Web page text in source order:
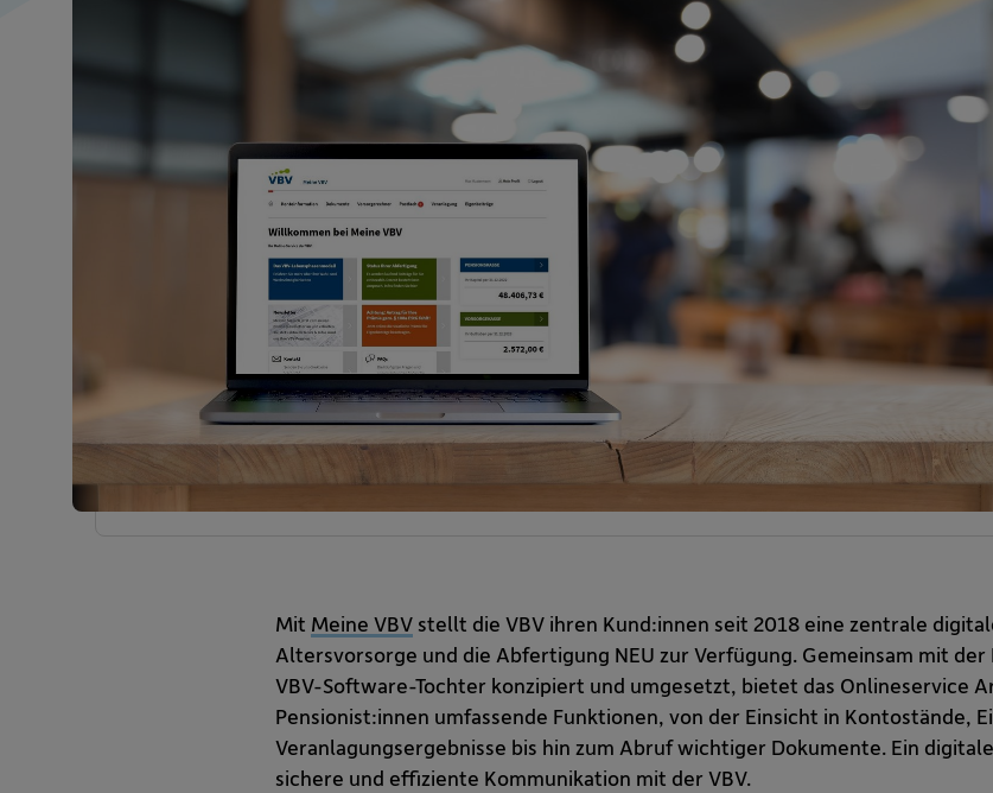
Mit Meine VBV stellt die VBV ihren Kund:innen seit 2018 eine zentrale
Altersvorsorge und die Abfertigung NEU zur Verfügung. Gemeinsam mit
VBV-Software-Tochter konzipiert und umgesetzt, bietet das Onlineservice
Pensionist:innen umfassende Funktionen, von der Einsicht in Kontostände,
Veranlagungsergebnisse bis hin zum Abruf wichtiger Dokumente. Ein
sichere und effiziente Kommunikation mit der VBV.